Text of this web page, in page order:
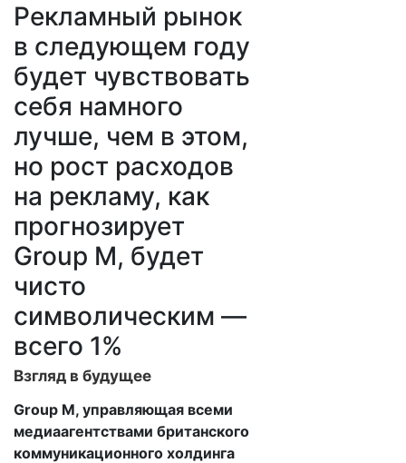
Рекламный рынок
в следующем году
будет чувствовать
себя намного
лучше, чем в этом,
но рост расходов
на рекламу, как
прогнозирует
Group M, будет
чисто
символическим —
всего 1%
Взгляд в будущее
Group M, управляющая всеми
медиаагентствами британского
коммуникационного холдинга